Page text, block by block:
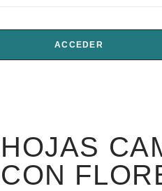
ACCEDER
HOJAS
CON